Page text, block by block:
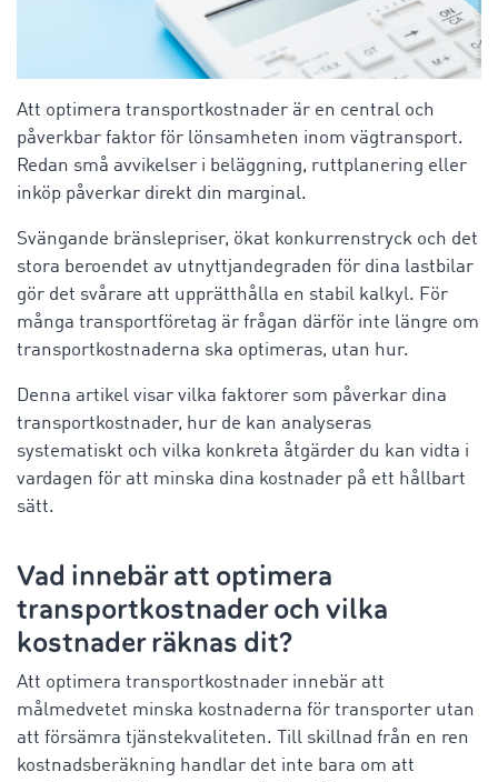
Att optimera transportkostnader är en central och
påverkbar faktor för lönsamheten inom vägtransport.
Redan små avvikelser i beläggning, ruttplanering eller
inköp påverkar direkt din marginal.
Svängande bränslepriser, ökat konkurrenstryck och det
stora beroendet av utnyttjandegraden för dina lastbilar
gör det svårare att upprätthålla en stabil kalkyl. För
många transportföretag är frågan därför inte längre om
transportkostnaderna ska optimeras, utan hur.
Denna artikel visar vilka faktorer som påverkar dina
transportkostnader, hur de kan analyseras
systematiskt och vilka konkreta åtgärder du kan vidta i
vardagen för att minska dina kostnader på ett hållbart
sätt.
Vad innebär att optimera
transportkostnader och vilka
kostnader räknas dit?
Att optimera transportkostnader innebär att
målmedvetet minska kostnaderna för transporter utan
att försämra tjänstekvaliteten. Till skillnad från en ren
kostnadsberäkning handlar det inte bara om att